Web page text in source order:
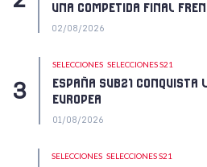
UNA COMPETIDA FINAL
02/08/2026
SELECCIONES SELECCIONES S21
ESPAÑA SUB21 CONQUISTA
EUROPEA
01/08/2026
SELECCIONES SELECCIONES S21